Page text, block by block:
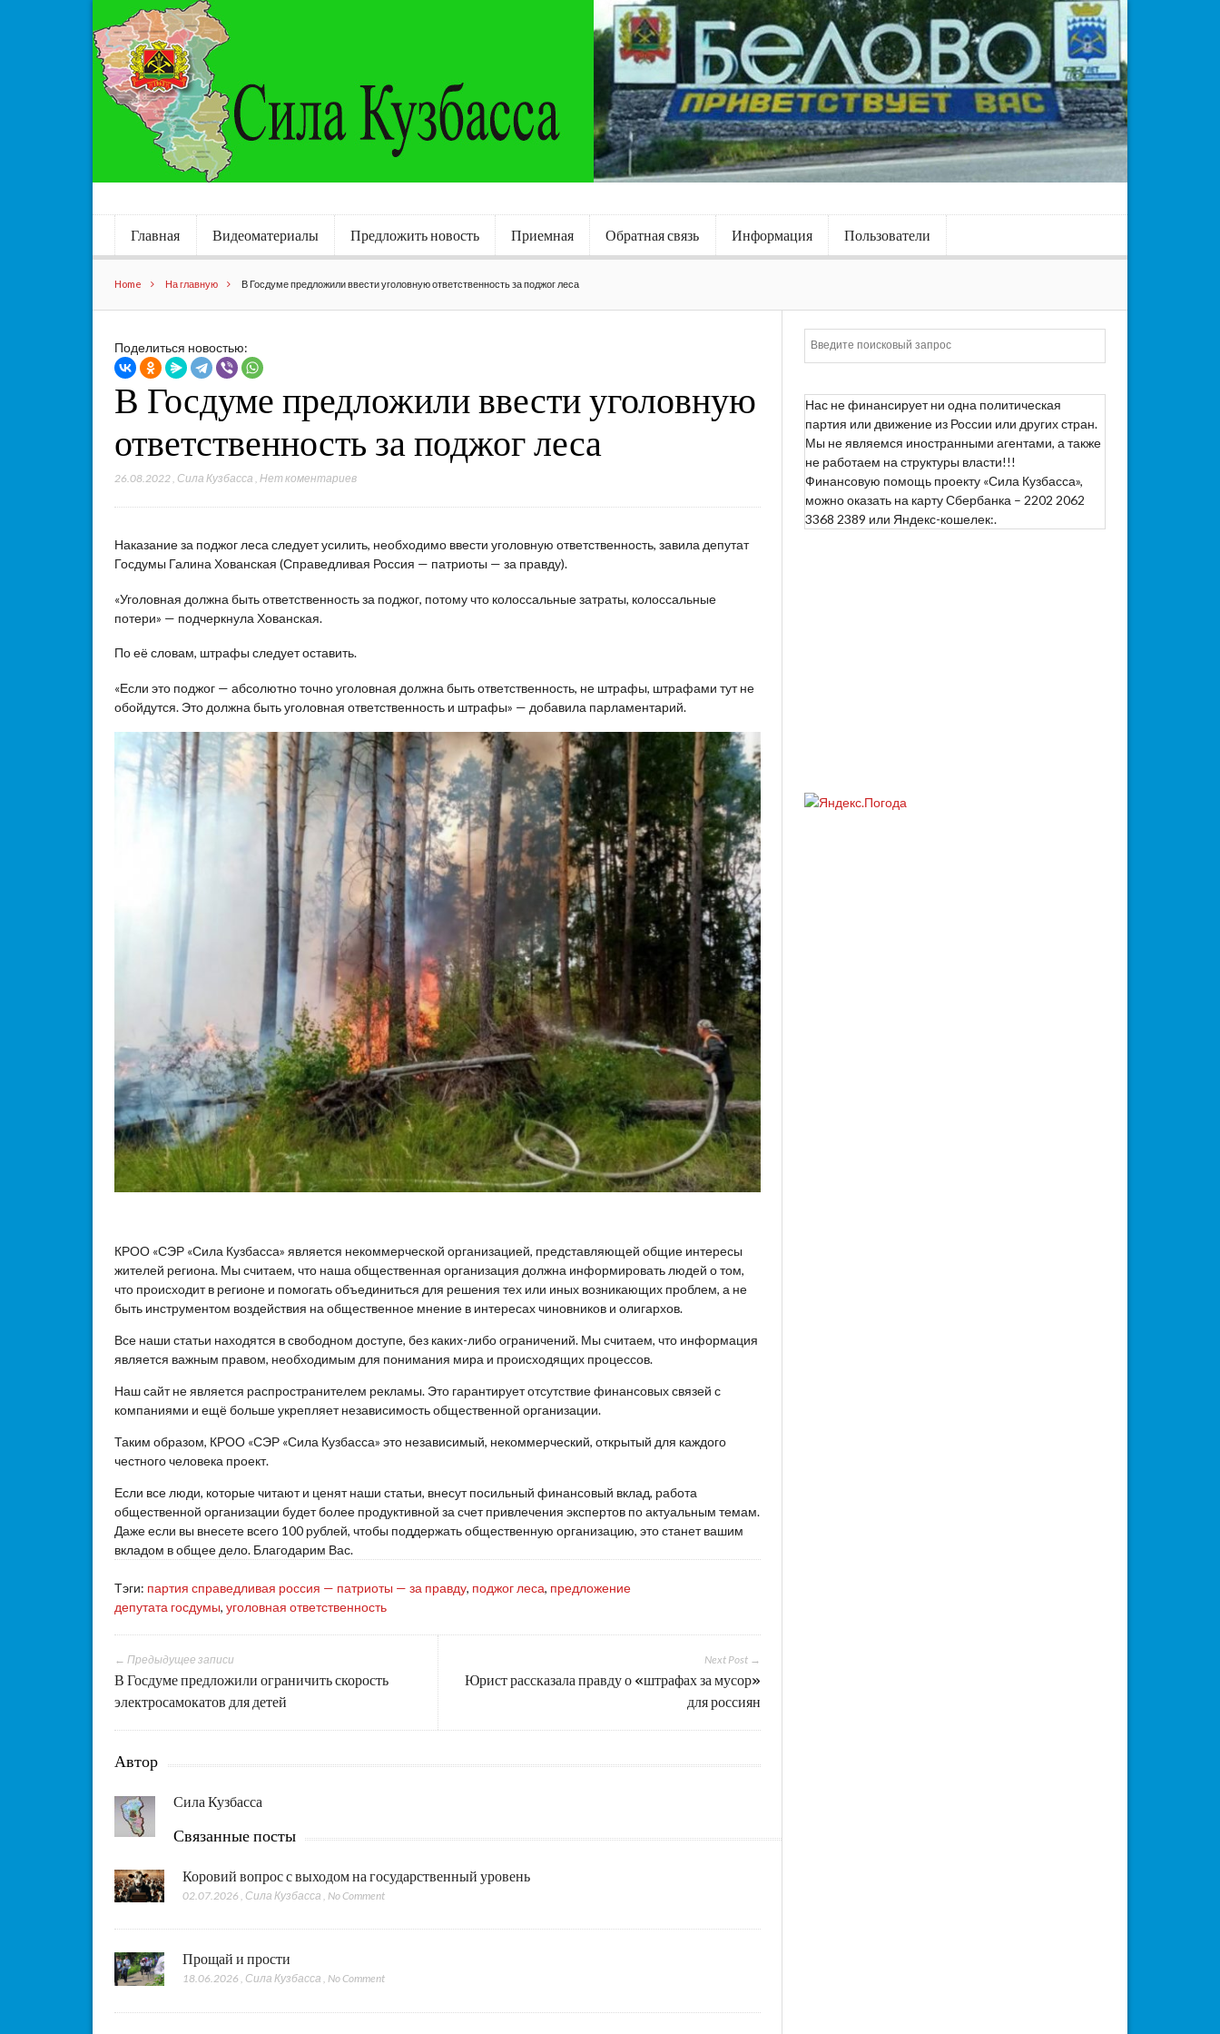
Главная Видеоматериалы Предложить новость Приемная Обратная связь Информация Пользователи
Home На главную В Госдуме предложили ввести уголовную ответственность за поджог леса
Поделиться новостью:
В Госдуме предложили ввести уголовную
ответственность за поджог леса
26.08.2022 Сила Кузбасса ,Нет коментариев
Наказание за поджог леса следует усилить, необходимо ввести уголовную ответственность, завила депутат
Госдумы Галина Хованская (Справедливая Россия — патриоты — за правду).
«Уголовная должна быть ответственность за поджог, потому что колоссальные затраты, колоссальные
потери» — подчеркнула Хованская.
По её словам, штрафы следует оставить.
«Если это поджог — абсолютно точно уголовная должна быть ответственность, не штрафы, штрафами тут не
обойдутся. Это должна быть уголовная ответственность и штрафы» — добавила парламентарий.
КРОО «СЭР «Сила Кузбасса» является некоммерческой организацией, представляющей общие интересы
жителей региона. Мы считаем, что наша общественная организация должна информировать людей о том,
что происходит в регионе и помогать объединиться для решения тех или иных возникающих проблем, а не
быть инструментом воздействия на общественное мнение в интересах чиновников и олигархов.
Все наши статьи находятся в свободном доступе, без каких-либо ограничений. Мы считаем, что информация
является важным правом, необходимым для понимания мира и происходящих процессов.
Наш сайт не является распространителем рекламы. Это гарантирует отсутствие финансовых связей с
компаниями и ещё больше укрепляет независимость общественной организации.
Таким образом, КРОО «СЭР «Сила Кузбасса» это независимый, некоммерческий, открытый для каждого
честного человека проект.
Если все люди, которые читают и ценят наши статьи, внесут посильный финансовый вклад, работа
общественной организации будет более продуктивной за счет привлечения экспертов по актуальным темам.
Даже если вы внесете всего 100 рублей, чтобы поддержать общественную организацию, это станет вашим
вкладом в общее дело. Благодарим Вас.
Тэги: партия справедливая россия — патриоты — за правду, поджог леса, предложение
депутата госдумы,уголовная ответственность
Next Post →
Юрист рассказала правду о «штрафах за мусор»
для россиян
← Предыдущее записи
В Госдуме предложили ограничить скорость
электросамокатов для детей
Автор
Сила Кузбасса
Связанные посты
Коровий вопрос с выходом на государственный уровень
02.07.2026 Сила Кузбасса No Comment
Прощай и прости
18.06.2026 , Сила Кузбасса ,No Comment
Нас не финансирует ни одна политическая
партия или движение из России или других стран.
Мы не являемся иностранными агентами, а также
не работаем на структуры власти!!!
Финансовую помощь проекту «Сила Кузбасса»,
можно оказать на карту Сбербанка – 2202 2062
3368 2389 или Яндекс-кошелек:.